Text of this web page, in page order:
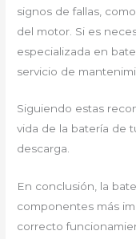
signos de fallas,
del motor. Si es
especializada en
servicio de
Siguiendo estas
vida de la batería de
descarga.
En conclusión, la
componentes más
correcto